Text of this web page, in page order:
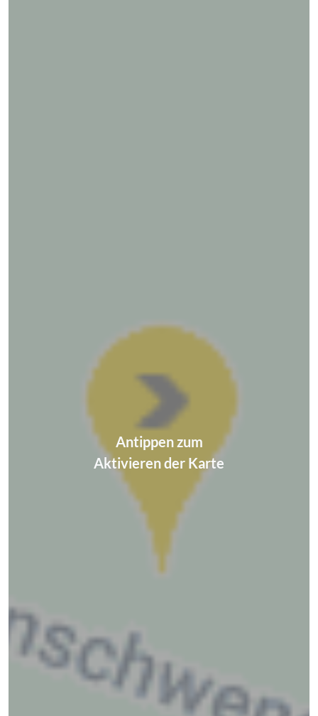
Antippen zum
Aktivieren der Karte